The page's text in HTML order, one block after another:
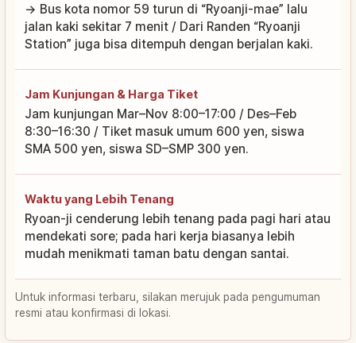
→ Bus kota nomor 59 turun di “Ryoanji-mae” lalu
jalan kaki sekitar 7 menit / Dari Randen “Ryoanji
Station” juga bisa ditempuh dengan berjalan kaki.
Jam Kunjungan & Harga Tiket
Jam kunjungan Mar–Nov 8:00–17:00 / Des–Feb
8:30–16:30 / Tiket masuk umum 600 yen, siswa
SMA 500 yen, siswa SD–SMP 300 yen.
Waktu yang Lebih Tenang
Ryoan-ji cenderung lebih tenang pada pagi hari atau
mendekati sore; pada hari kerja biasanya lebih
mudah menikmati taman batu dengan santai.
Untuk informasi terbaru, silakan merujuk pada pengumuman
resmi atau konfirmasi di lokasi.